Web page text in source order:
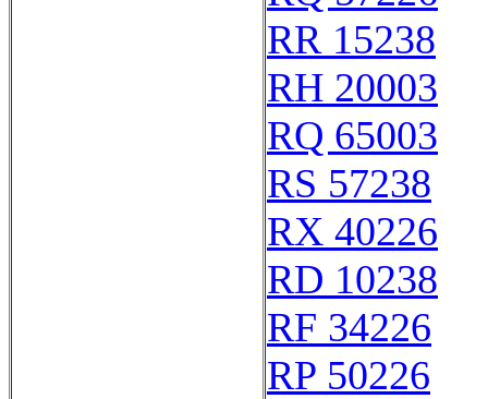
RR 15238
RH 20003
RQ 65003
RS 57238
RX 40226
RD 10238
RF 34226
RP 50226